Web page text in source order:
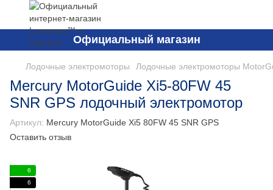
Официальный магазин
Лодочные электромоторы Лодочные электромоторы
Mercury MotorGuide Xi5-80FW 45
SNR GPS лодочный электромотор
Артикул: Mercury MotorGuide Xi5 80FW 45 SNR GPS
Оставить отзыв
6
6